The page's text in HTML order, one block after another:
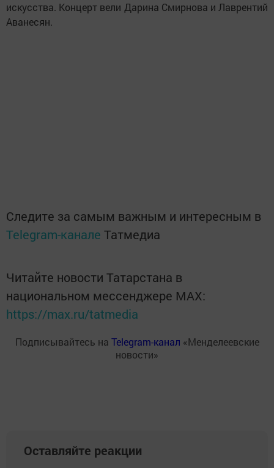
искусства. Концерт вели Дарина Смирнова и Лаврентий
Аванесян.
Следите за самым важным и интересным в
Telegram-канале Татмедиа
Читайте новости Татарстана в
национальном мессенджере MАХ:
https://max.ru/tatmedia
Подписывайтесь на Telegram-канал «Менделеевские
новости»
Оставляйте реакции